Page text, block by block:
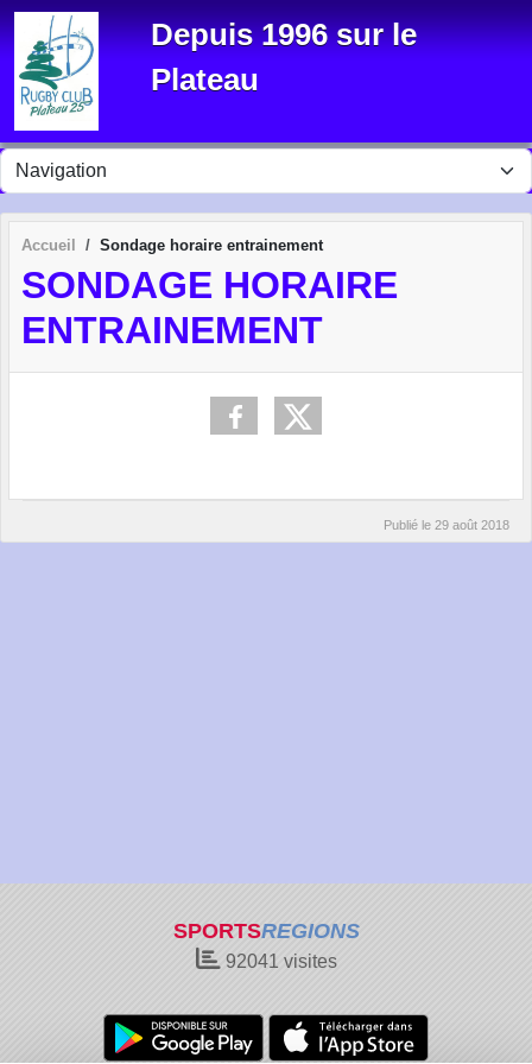
Depuis 1996 sur le
Plateau
Accueil Sondage horaire entrainement
SONDAGE HORAIRE
ENTRAINEMENT
Publié le 29 août 2018
SPORTSREGIONS
92041 visites
Panneau de gestion des cookies